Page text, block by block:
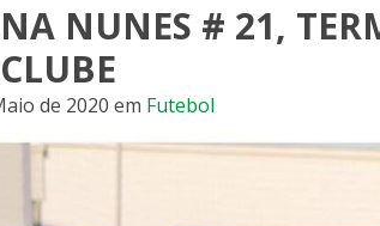
NUNES # 21,
de 2020 em Futebol